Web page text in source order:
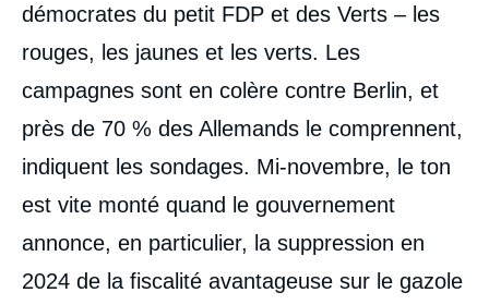
démocrates du petit FDP et des Verts – les
rouges, les jaunes et les verts. Les
campagnes sont en colère contre Berlin, et
près de 70 % des Allemands le comprennent,
indiquent les sondages. Mi-novembre, le ton
est vite monté quand le gouvernement
annonce, en particulier, la suppression en
2024 de la fiscalité avantageuse sur le gazole